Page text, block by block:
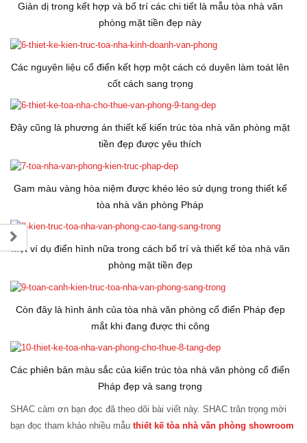
Giản dị trong kết hợp và bố trí các chi tiết là mẫu tòa nhà văn
phòng mặt tiền đẹp này
Các nguyên liệu cổ điển kết hợp một cách có duyên làm toát lên
cốt cách sang trọng
Đây cũng là phương án thiết kế kiến trúc tòa nhà văn phòng mặt
tiền đẹp được yêu thích
Gam màu vàng hòa niệm được khéo léo sử dụng trong thiết kế
tòa nhà văn phòng Pháp
Một ví dụ điển hình nữa trong cách bố trí và thiết kế tòa nhà văn
phòng mặt tiền đẹp
Còn đây là hình ảnh của tòa nhà văn phòng cổ điển Pháp đẹp
mắt khi đang được thi công
Các phiên bản màu sắc của kiến trúc tòa nhà văn phòng cổ điển
Pháp đẹp và sang trọng
SHAC cảm ơn bạn đọc đã theo dõi bài viết này. SHAC trân trọng mời
bạn đọc tham khảo nhiều mẫu thiết kế tòa nhà văn phòng showroom